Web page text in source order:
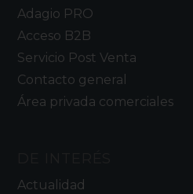
Adagio PRO
Acceso B2B
Servicio Post Venta
Contacto general
Área privada comerciales
Actualidad